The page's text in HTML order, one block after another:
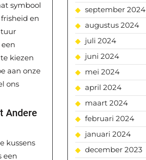
symbool
en
kiezen
aan onze
ons
Andere
kussens
een
september 2024
augustus 2024
juli 2024
juni 2024
mei 2024
april 2024
maart 2024
februari 2024
januari 2024
december 2023